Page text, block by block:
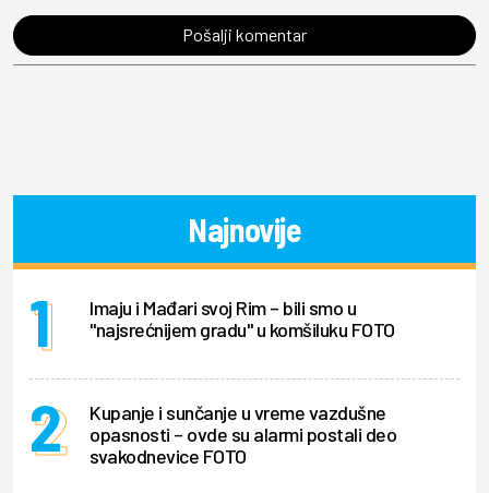
Pošalji komentar
Najnovije
Imaju i Mađari svoj Rim – bili smo u
"najsrećnijem gradu" u komšiluku FOTO
Kupanje i sunčanje u vreme vazdušne
opasnosti – ovde su alarmi postali deo
svakodnevice FOTO